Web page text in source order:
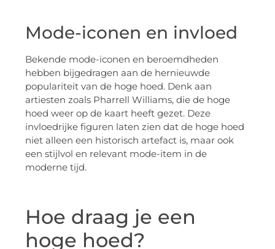
Mode-iconen en invloed
Bekende mode-iconen en beroemdheden
hebben bijgedragen aan de hernieuwde
populariteit van de hoge hoed. Denk aan
artiesten zoals Pharrell Williams, die de hoge
hoed weer op de kaart heeft gezet. Deze
invloedrijke figuren laten zien dat de hoge hoed
niet alleen een historisch artefact is, maar ook
een stijlvol en relevant mode-item in de
moderne tijd.
Hoe draag je een
hoge hoed?